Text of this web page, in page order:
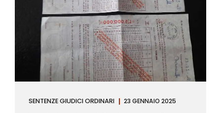
SENTENZE GIUDICI ORDINARI 23 GENNAIO 2025